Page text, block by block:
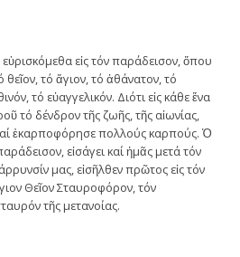
εἰς τόν παράδεισον, ὅπου
θεῖον, τό ἅγιον, τό ἀθάνατον, τό
τό εὐαγγελικόν. Διότι εἰς κάθε ἕνα
τό δένδρον τῆς ζωῆς, τῆς αἰωνίας,
ἐκαρποφόρησε πολλούς καρπούς. Ὁ
εἰσάγει καί ἡμᾶς μετά τόν
μας, εἰσῆλθεν πρῶτος εἰς τόν
Θεῖον Σταυροφόρον, τόν
τῆς μετανοίας.